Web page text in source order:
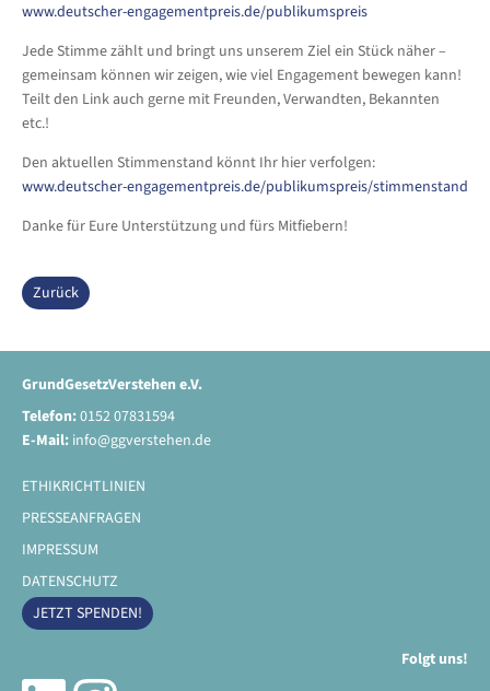
www.deutscher-engagementpreis.de/publikumspreis
Jede Stimme zählt und bringt uns unserem Ziel ein Stück näher –
gemeinsam können wir zeigen, wie viel Engagement bewegen kann!
Teilt den Link auch gerne mit Freunden, Verwandten, Bekannten
etc.!
Den aktuellen Stimmenstand könnt Ihr hier verfolgen:
www.deutscher-engagementpreis.de/publikumspreis/stimmenstand
Danke für Eure Unterstützung und fürs Mitfiebern!
Zurück
GrundGesetzVerstehen e.V.
Telefon:0152 07831594
E-Mail: info@ggverstehen.de
ETHIKRICHTLINIEN
PRESSEANFRAGEN
IMPRESSUM
DATENSCHUTZ
JETZT SPENDEN!
Folgt uns!